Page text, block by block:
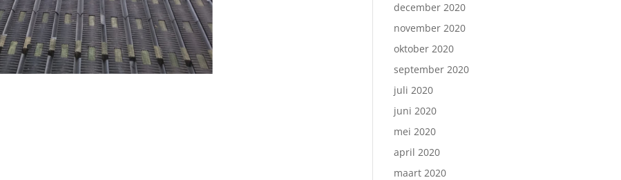
december 2020
november 2020
oktober 2020
september 2020
juli 2020
juni 2020
mei 2020
april 2020
maart 2020